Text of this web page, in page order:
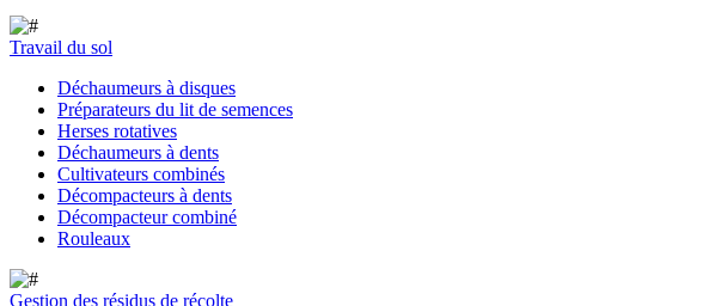
Travail du sol
Déchaumeurs à disques
Préparateurs du lit de semences
Herses rotatives
Déchaumeurs à dents
Cultivateurs combinés
Décompacteurs à dents
Décompacteur combiné
Rouleaux
Gestion des résidus de récolte